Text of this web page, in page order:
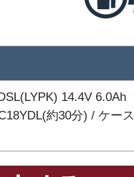
14.4V 6.0Ah
約30分) / ケース